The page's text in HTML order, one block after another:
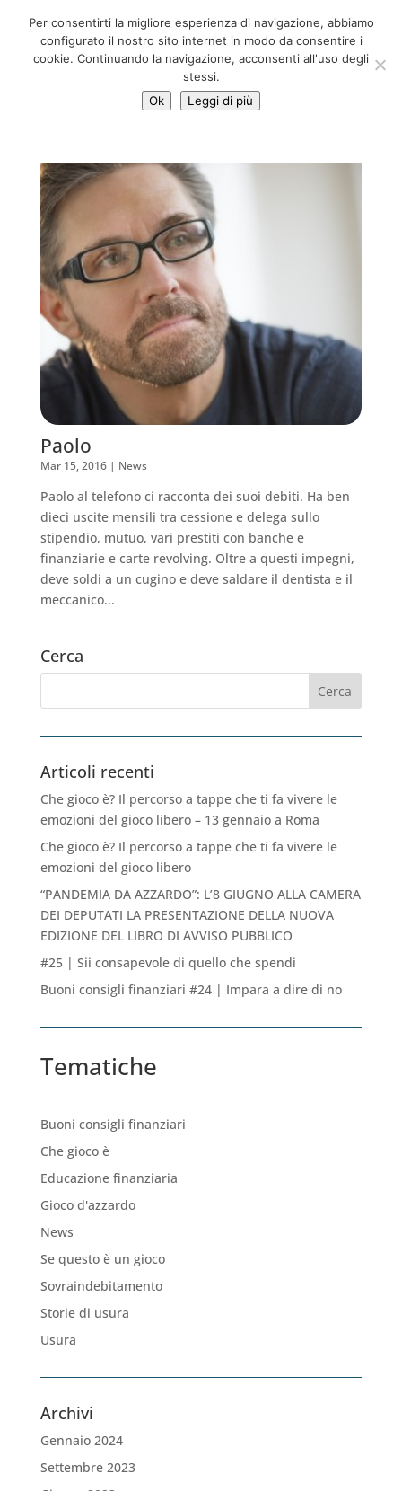
info@adventum.org
Paolo
Mar 15, 2016| News
Paolo al telefono ci racconta dei suoi debiti. Ha ben
dieci uscite mensili tra cessione e delega sullo
stipendio, mutuo, vari prestiti con banche e
finanziarie e carte revolving. Oltre a questi impegni,
deve soldi a un cugino e deve saldare il dentista e il
meccanico...
Cerca
Articoli recenti
Che gioco è? Il percorso a tappe che ti fa vivere le
emozioni del gioco libero – 13 gennaio a Roma
Che gioco è? Il percorso a tappe che ti fa vivere le
emozioni del gioco libero
“PANDEMIA DA AZZARDO”: L’8 GIUGNO ALLA CAMERA
DEI DEPUTATI LA PRESENTAZIONE DELLA NUOVA
EDIZIONE DEL LIBRO DI AVVISO PUBBLICO
#25 | Sii consapevole di quello che spendi
Buoni consigli finanziari #24 | Impara a dire di no
Tematiche
Buoni consigli finanziari
Che gioco è
Educazione finanziaria
Gioco d'azzardo
News
Se questo è un gioco
Sovraindebitamento
Storie di usura
Usura
Archivi
Gennaio 2024
Settembre 2023
Per consentirti la migliore esperienza di navigazione, abbiamo
configurato il nostro sito internet in modo da consentire i
cookie. Continuando la navigazione, acconsenti all'uso degli
stessi.
Ok
Leggi di più